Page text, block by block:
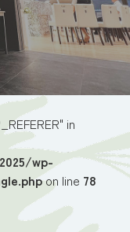
in
wp-
on line 78